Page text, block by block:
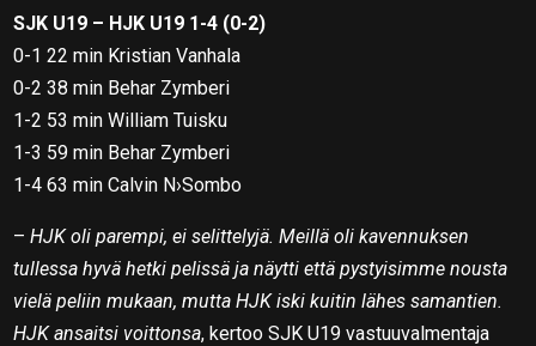
SJK U19 – HJK U19 1-4 (0-2)
0-1 22 min Kristian Vanhala
0-2 38 min Behar Zymberi
1-2 53 min William Tuisku
1-3 59 min Behar Zymberi
1-4 63 min Calvin N›Sombo
– HJK oli parempi, ei selittelyjä. Meillä oli kavennuksen
tullessa hyvä hetki pelissä ja näytti että pystyisimme nousta
vielä peliin mukaan, mutta HJK iski kuitin lähes samantien.
HJK ansaitsi voittonsa, kertoo SJK U19 vastuuvalmentaja